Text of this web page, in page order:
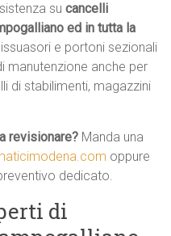
sucancelli
ed in tutta la
e portoni sezionali
manutenzione anche per
di stabilimenti, magazzini
revisionare? Manda una
oppure
dedicato.
di